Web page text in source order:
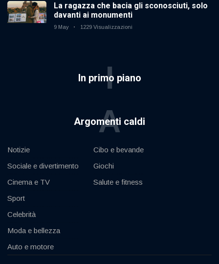
La ragazza che bacia gli sconosciuti, solo
davanti ai monumenti
9 May 1229 Visualizzazioni
In primo piano
I
Argomenti caldi
A
Notizie
Sociale e divertimento
Cinema e TV
Sport
Celebrità
Moda e bellezza
Auto e motore
Cibo e bevande
Giochi
Salute e fitness